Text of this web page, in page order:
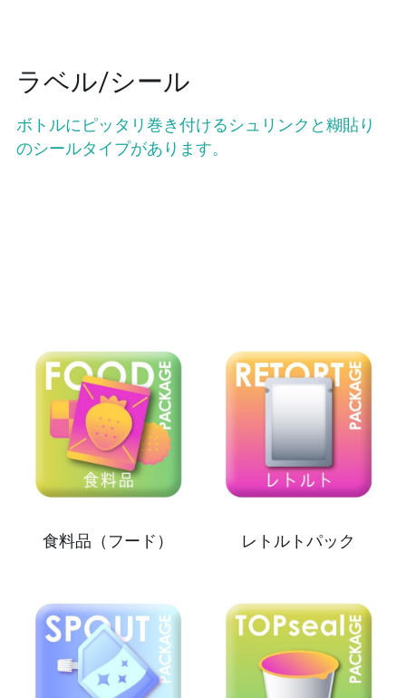
ラベル/シール
ボトルにピッタリ巻き付けるシュリンクと糊貼り
のシールタイプがあります。
食料品（フード） レトルトパック